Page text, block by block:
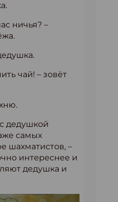
ничья? –
чай! – зовёт
дедушкой
самых
шахматистов, –
интереснее и
дедушка и